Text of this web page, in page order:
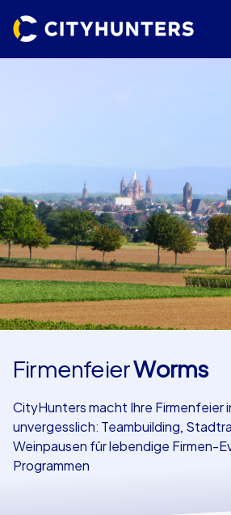
Teamevents
Städte
Anlässe
FirmenfeierWorms
CityHunters macht Ihre Firmenfeier
unvergesslich: Teambuilding,
Weinpausen für lebendige Firmen-
Programmen